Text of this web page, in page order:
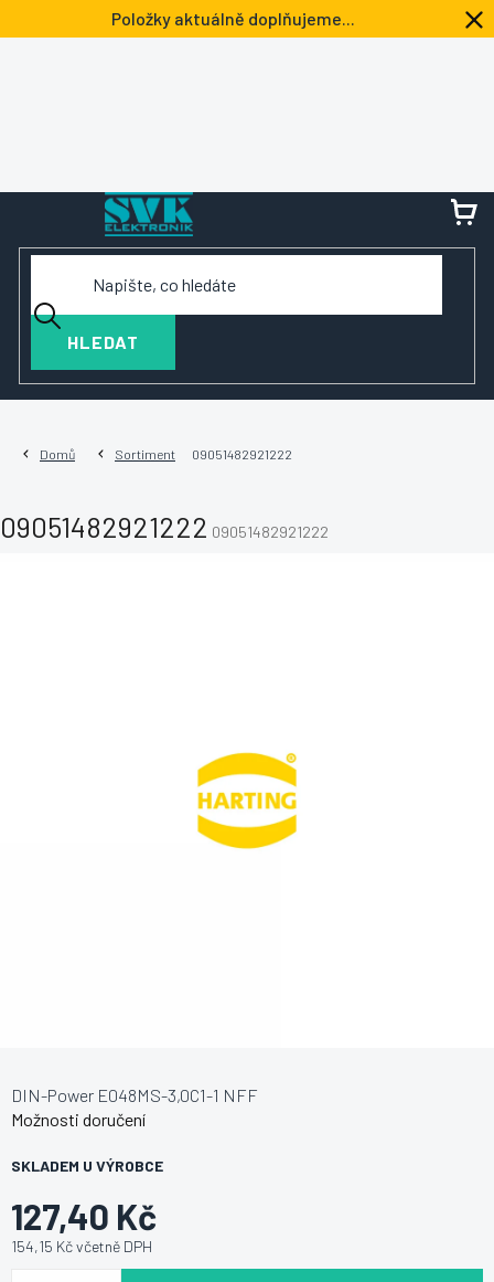
na
Položky aktuálně doplňujeme...
HLEDAT
Domů Sortiment 09051482921222
09051482921222 09051482921222
127,40 Kč
154,15 Kč včetně DPH
SKLADEM U VÝROBCE
Možnosti doručení
DIN-Power E048MS-3,0C1-1 NFF